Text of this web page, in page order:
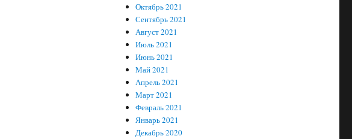
Октябрь 2021
Сентябрь 2021
Август 2021
Июль 2021
Июнь 2021
Май 2021
Апрель 2021
Март 2021
Февраль 2021
Январь 2021
Декабрь 2020